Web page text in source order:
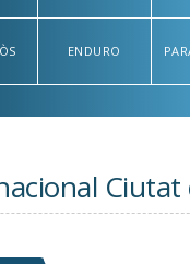
ENDURO